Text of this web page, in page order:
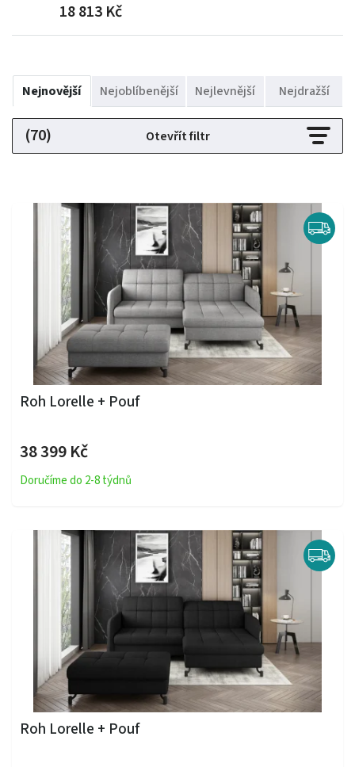
18 813 Kč
Nejnovější Nejoblíbenější Nejlevnější Nejdražší
(70) Otevřít filtr
Roh Lorelle + Pouf
38 399 Kč
Doručíme do 2-8 týdnů
Roh Lorelle + Pouf